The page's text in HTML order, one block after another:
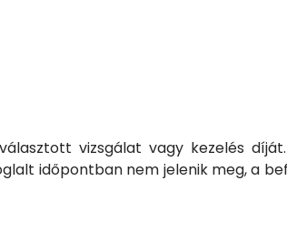
vizsgálat vagy kezelés
időpontban nem jelenik meg, a